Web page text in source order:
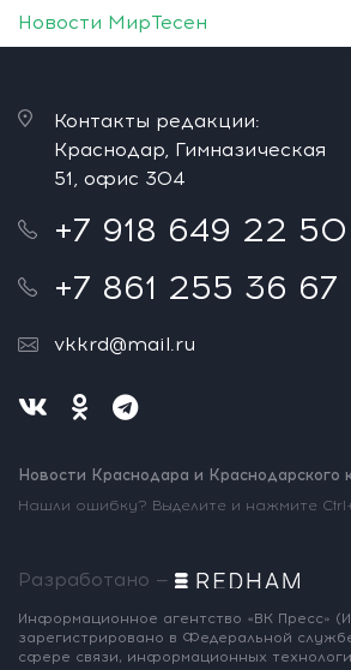
Новости МирТесен
Контакты редакции:
Краснодар, Гимназическая
51, офис 304
+7 918 649 22 50
+7 861 255 36 67
vkkrd@mail.ru
Новости Краснодара и Краснодарского
Нашли ошибку? Выделите и нажмите
Разработано —
Информационное агентство «ВК Пресс»
зарегистрировано в Федеральной
сфере связи, информационных